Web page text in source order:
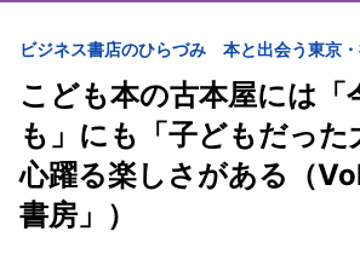
ビジネス書店のひらづみ 本と出会う東京
こども本の古本屋には「
も」にも「子どもだった
心躍る楽しさがある（
書房」）